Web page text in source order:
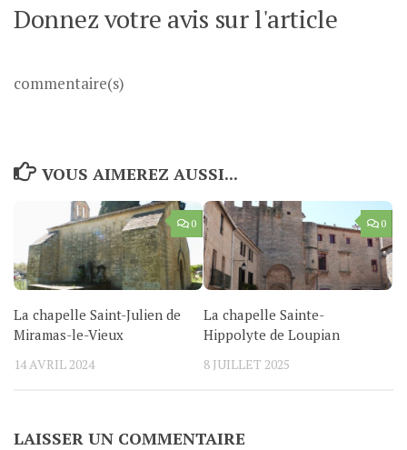
Donnez votre avis sur l'article
commentaire(s)
VOUS AIMEREZ AUSSI...
0
La chapelle Saint-Julien de
Miramas-le-Vieux
14 AVRIL 2024
0
La chapelle Sainte-
Hippolyte de Loupian
8 JUILLET 2025
LAISSER UN COMMENTAIRE